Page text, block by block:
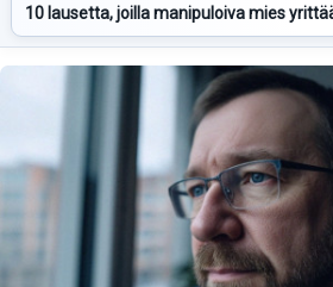
10 lausetta, joilla manipuloiva mies